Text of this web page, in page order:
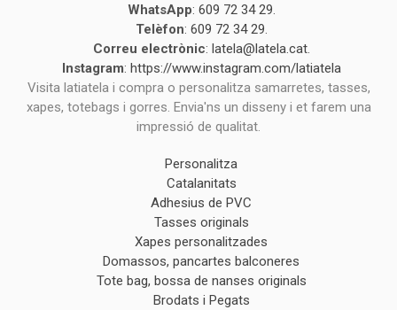
WhatsApp: 609 72 34 29
Telèfon: 609 72 34 29
Correu electrònic: latela@latela.cat.
Instagram: https://www.instagram.com/latiatela
Visita latiatela i compra o personalitza samarretes, tasses,
xapes, totebags i gorres. Envia'ns un disseny i et farem una
impressió de qualitat.
Personalitza
Catalanitats
Adhesius de PVC
Tasses originals
Xapes personalitzades
Domassos, pancartes balconeres
Tote bag, bossa de nanses originals
Brodats i Pegats